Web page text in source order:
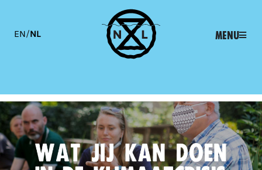
EN/NL Menu